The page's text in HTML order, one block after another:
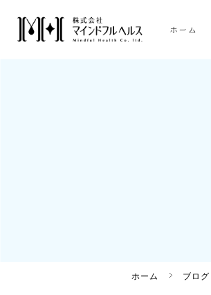
ホーム
ホーム ブログ